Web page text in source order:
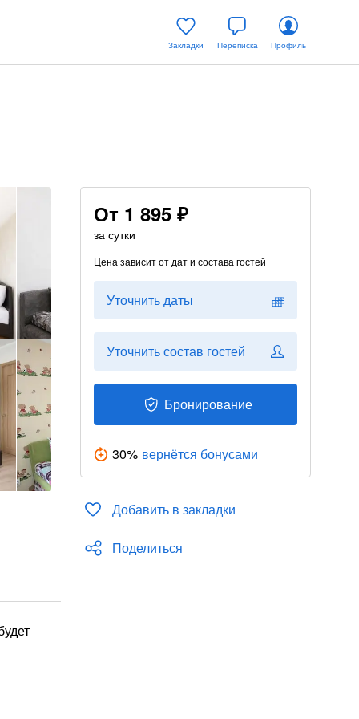
Закладки Переписка Профиль
От 1 895 ₽
за сутки
Цена зависит от дат и состава гостей
Уточнить даты
Уточнить состав гостей
Бронирование
30% вернётся бонусами
Добавить в закладки
Поделиться